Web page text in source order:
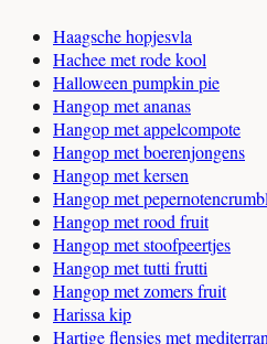
Haagsche hopjesvla
Hachee met rode kool
Halloween pumpkin pie
Hangop met ananas
Hangop met appelcompote
Hangop met boerenjongens
Hangop met kersen
Hangop met
Hangop met rood fruit
Hangop met stoofpeertjes
Hangop met tutti frutti
Hangop met zomers fruit
Harissa kip
Hartige flensjes met